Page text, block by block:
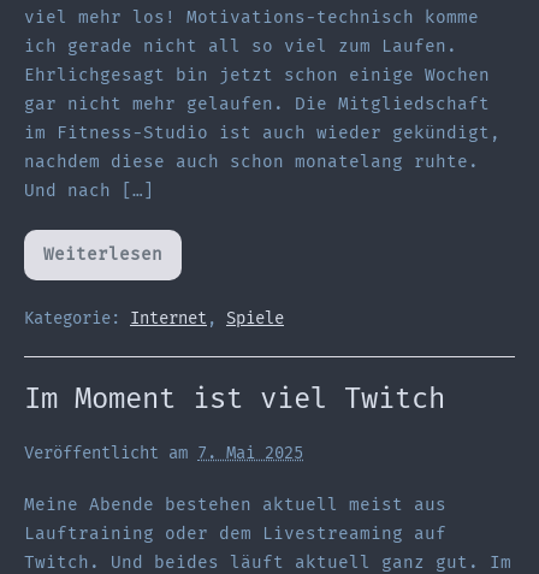
viel mehr los! Motivations-technisch komme
ich gerade nicht all so viel zum Laufen.
Ehrlichgesagt bin jetzt schon einige Wochen
gar nicht mehr gelaufen. Die Mitgliedschaft
im Fitness-Studio ist auch wieder gekündigt,
nachdem diese auch schon monatelang ruhte.
Und nach […]
Weiterlesen
Twitch,
Twitch,
Kategorie:
Internet , Spiele
Im Moment ist viel Twitch
Veröffentlicht am 7. Mai 2025
Meine Abende bestehen aktuell meist aus
Lauftraining oder dem Livestreaming auf
Twitch. Und beides läuft aktuell ganz gut. Im